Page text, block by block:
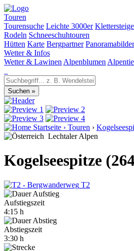
Touren
Tourensuche Leichte 3000er Klettersteige
Rodeln Schneeschuhtouren
Hütten Karte Bergpartner Panoramabilder
Wetter & Infos
Wetter & Lawinen Alpenblumen
Startseite › Touren ›
Lechtaler Alpen
Kogelseespitze
T2
Aufstiegszeit
4:15 h
Abstiegszeit
3:30 h